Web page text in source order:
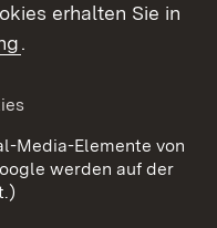
erhalten Sie in
.
Media-Elemente von
werden auf der